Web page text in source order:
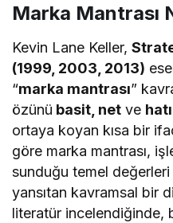
Marka Mantrası
Kevin Lane Keller,
(1999, 2003, 2013)
“marka mantrası”
özünü basit, net ve
ortaya koyan kısa bir
göre marka mantrası,
sunduğu temel değerleri
yansıtan kavramsal bir
literatür incelendiğinde,